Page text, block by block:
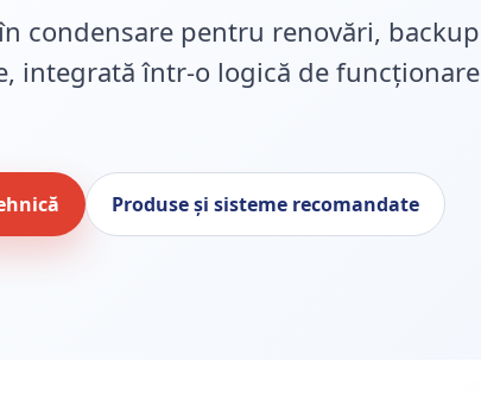
condensare pentru renovări, backup
integrată într-o logică de funcționare
Produse și sisteme recomandate